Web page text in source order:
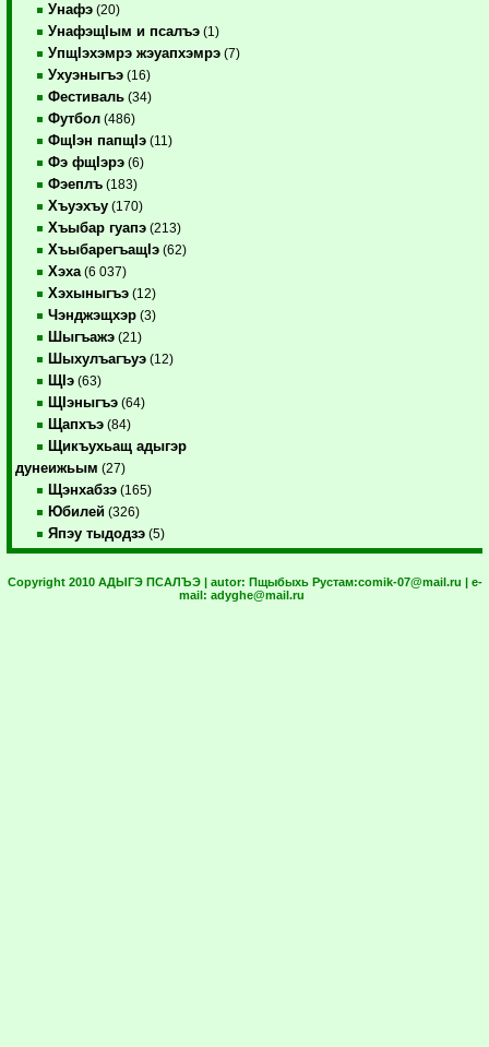
Унафэ (20)
УнафэщIым и псалъэ (1)
УпщIэхэмрэ жэуапхэмрэ (7)
Ухуэныгъэ (16)
Фестиваль (34)
Футбол (486)
ФщIэн папщIэ (11)
Фэ фщIэрэ (6)
Фэеплъ (183)
Хъуэхъу (170)
Хъыбар гуапэ (213)
ХъыбарегъащIэ (62)
Хэха (6 037)
Хэхыныгъэ (12)
Чэнджэщхэр (3)
Шыгъажэ (21)
Шыхулъагъуэ (12)
ЩIэ (63)
ЩIэныгъэ (64)
Щапхъэ (84)
Щикъухьащ адыгэр
дунеижьым (27)
Щэнхабзэ (165)
Юбилей (326)
Япэу тыдодзэ (5)
Copyright 2010 АДЫГЭ ПСАЛЪЭ | autor: Пщыбыхь Рустам:comik-07@mail.ru | e-
mail: adyghe@mail.ru